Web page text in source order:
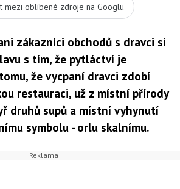
mezi oblíbené zdroje na Googlu
zákazníci obchodů s dravci si
s tím, že pytláctví je
že vycpaní dravci zdobí
restauraci, už z místní přírody
druhů supů a místní vyhynutí
symbolu - orlu skalnímu.